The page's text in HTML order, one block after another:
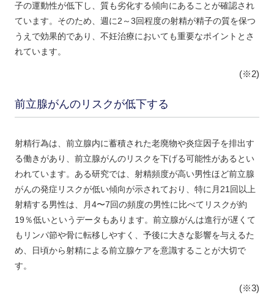
子の運動性が低下し、質も劣化する傾向にあることが確認され
ています。そのため、週に2～3回程度の射精が精子の質を保つ
うえで効果的であり、不妊治療においても重要なポイントとさ
れています。
(※2)
前立腺がんのリスクが低下する
射精行為は、前立腺内に蓄積された老廃物や炎症因子を排出す
る働きがあり、前立腺がんのリスクを下げる可能性があるとい
われています。ある研究では、射精頻度が高い男性ほど前立腺
がんの発症リスクが低い傾向が示されており、特に月21回以上
射精する男性は、月4〜7回の頻度の男性に比べてリスクが約
19％低いというデータもあります。前立腺がんは進行が遅くて
もリンパ節や骨に転移しやすく、予後に大きな影響を与えるた
め、日頃から射精による前立腺ケアを意識することが大切で
す。
(※3)